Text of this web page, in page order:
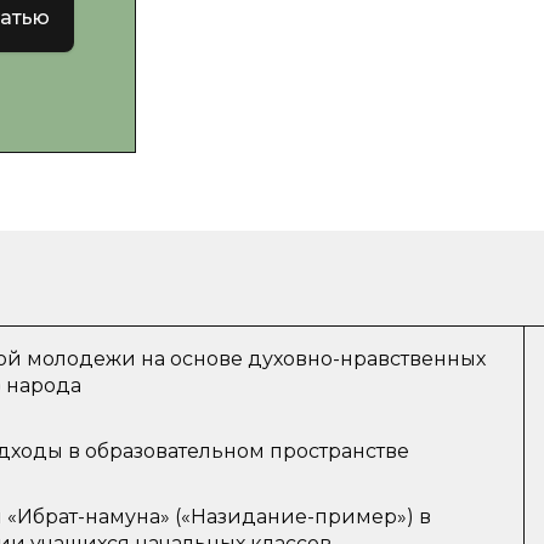
молодежи на основе духовно-нравственных
народа
в образовательном пространстве
намуна» («Назидание-пример») в